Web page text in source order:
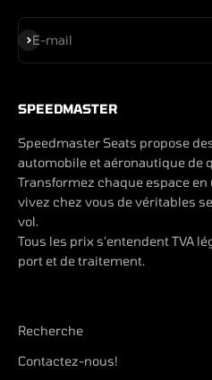
E-mail
S'inscrire
SPEEDMASTER
Speedmaster Seats propose
automobile et aéronautique de
Transformez chaque espace
vivez chez vous de véritables
vol.
Tous les prix s’entendent TVA
port et de traitement.
Recherche
Contactez-nous!